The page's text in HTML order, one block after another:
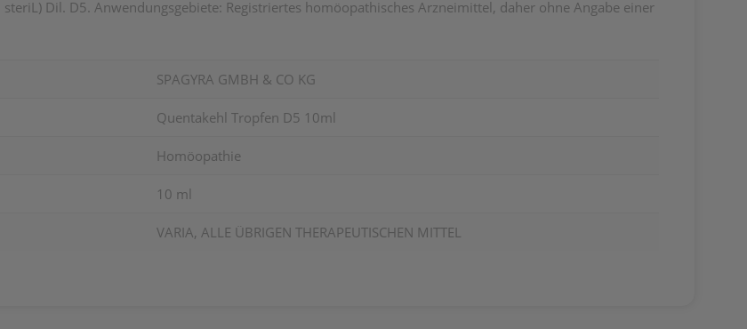
Dil. D5. Anwendungsgebiete: Registriertes homöopathisches Arzneimittel, daher ohne Angabe einer
SPAGYRA GMBH & CO KG
Quentakehl Tropfen D5 10ml
Homöopathie
10 ml
VARIA, ALLE ÜBRIGEN THERAPEUTISCHEN MITTEL